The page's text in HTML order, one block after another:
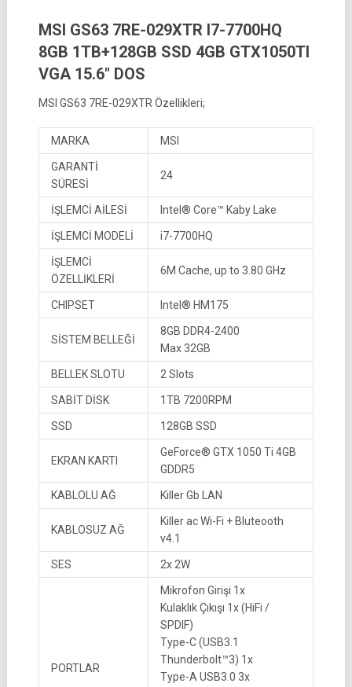
MSI GS63 7RE-029XTR I7-7700HQ
8GB 1TB+128GB SSD 4GB GTX1050TI
VGA 15.6″ DOS
MSI GS63 7RE-029XTR Özellikleri;
MARKA MSI
GARANTİ
SÜRESİ
24
İŞLEMCİ AİLESİ Intel® Core™ Kaby Lake
İŞLEMCİ MODELİ i7-7700HQ
İŞLEMCİ
ÖZELLİKLERİ
6M Cache, up to 3.80 GHz
CHIPSET Intel® HM175
SİSTEM BELLEĞİ
8GB DDR4-2400
Max 32GB
BELLEK SLOTU 2 Slots
SABİT DİSK 1TB 7200RPM
SSD 128GB SSD
EKRAN KARTI
GeForce® GTX 1050 Ti 4GB
GDDR5
KABLOLU AĞ Killer Gb LAN
KABLOSUZ AĞ
Killer ac Wi-Fi + Bluteooth
v4.1
SES 2x 2W
PORTLAR
Mikrofon Girişi 1x
Kulaklık Çıkışı 1x (HiFi /
SPDIF)
Type-C (USB3.1
Thunderbolt™3) 1x
Type-A USB3.0 3x